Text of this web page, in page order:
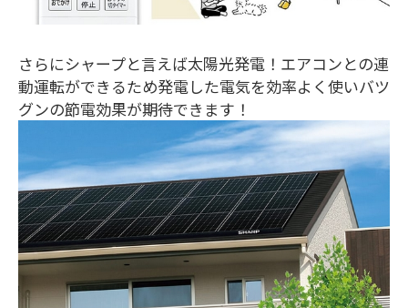
さらにシャープと言えば太陽光発電！エアコンとの連
動運転ができるため発電した電気を効率よく使いバツ
グンの節電効果が期待できます！